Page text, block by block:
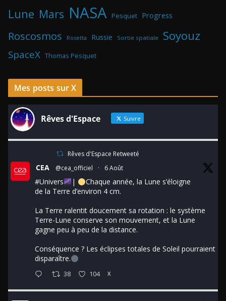
Lune Mars NASA Pesquet Progress
Roscosmos Rosetta Russie Sortie spatiale Soyouz
SpaceX Thomas Pesquet
Mes posts sur X
Rêves d'Espace Suivre
Rêves d'Espace Retweeté
CEA @cea_officiel · 6 Août
#Univers |
Chaque année, la Lune s’éloigne
de la Terre d’environ 4 cm.
La Terre ralentit doucement sa rotation : le système
Terre-Lune conserve son mouvement, et la Lune
gagne peu à peu de la distance.
Conséquence ? Les éclipses totales de Soleil pourraient
disparaître.
38 104 X